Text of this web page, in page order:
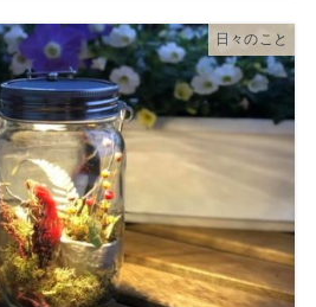
日々のこと